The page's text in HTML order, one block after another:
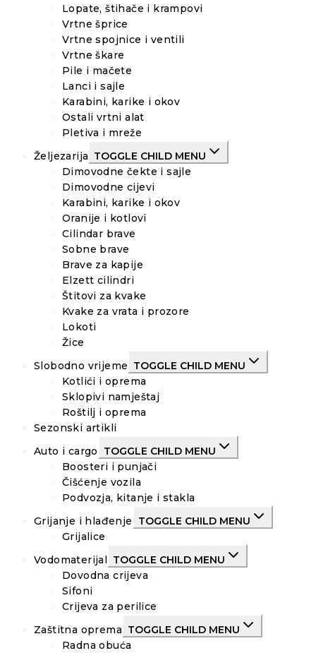
Lopate, štihače i krampovi
Vrtne šprice
Vrtne spojnice i ventili
Vrtne škare
Pile i mačete
Lanci i sajle
Karabini, karike i okov
Ostali vrtni alat
Pletiva i mreže
Željezarija TOGGLE CHILD MENU
Dimovodne čekte i sajle
Dimovodne cijevi
Karabini, karike i okov
Oranije i kotlovi
Cilindar brave
Sobne brave
Brave za kapije
Elzett cilindri
Štitovi za kvake
Kvake za vrata i prozore
Lokoti
Žice
Slobodno vrijeme TOGGLE CHILD MENU
Kotlići i oprema
Sklopivi namještaj
Roštilj i oprema
Sezonski artikli
Auto i cargo
TOGGLE CHILD MENU
Boosteri i punjači
Čišćenje vozila
Podvozja, kitanje i stakla
Grijanje i hlađenje
TOGGLE CHILD MENU
Grijalice
Vodomaterijal TOGGLE CHILD MENU
Dovodna crijeva
Sifoni
Crijeva za perilice
Zaštitna oprema TOGGLE CHILD MENU
Radna obuća